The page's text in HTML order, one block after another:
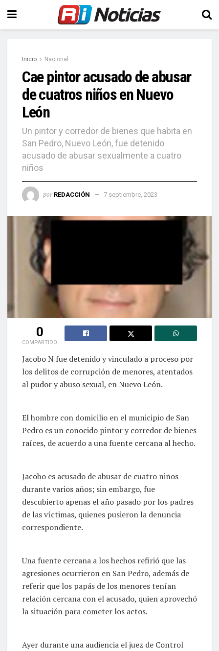
Inicio Nacional
Cae pintor acusado de abusar
de cuatros niños en Nuevo
León
Un pintor y corredor de bienes que habita en
San Pedro, Nuevo León, fue detenido
acusado de abusar sexualmente a cuatro
niños
por REDACCIÓN 7 septiembre, 2023
0
COMPARTIDO
Jacobo N fue detenido y vinculado a proceso por
los delitos de corrupción de menores, atentados
al pudor y abuso sexual, en Nuevo León.
El hombre con domicilio en el municipio de San
Pedro es un conocido pintor y corredor de bienes
raíces, de acuerdo a una fuente cercana al hecho.
Jacobo es acusado de abusar de cuatro niños
durante varios años; sin embargo, fue
descubierto apenas el año pasado por los padres
de las víctimas, quienes pusieron la denuncia
correspondiente.
Una fuente cercana a los hechos refirió que las
agresiones ocurrieron en San Pedro, además de
referir que los papás de los menores tenían
relación cercana con el acusado, quien aprovechó
la situación para cometer los actos.
Ayer durante una audiencia el juez de Control